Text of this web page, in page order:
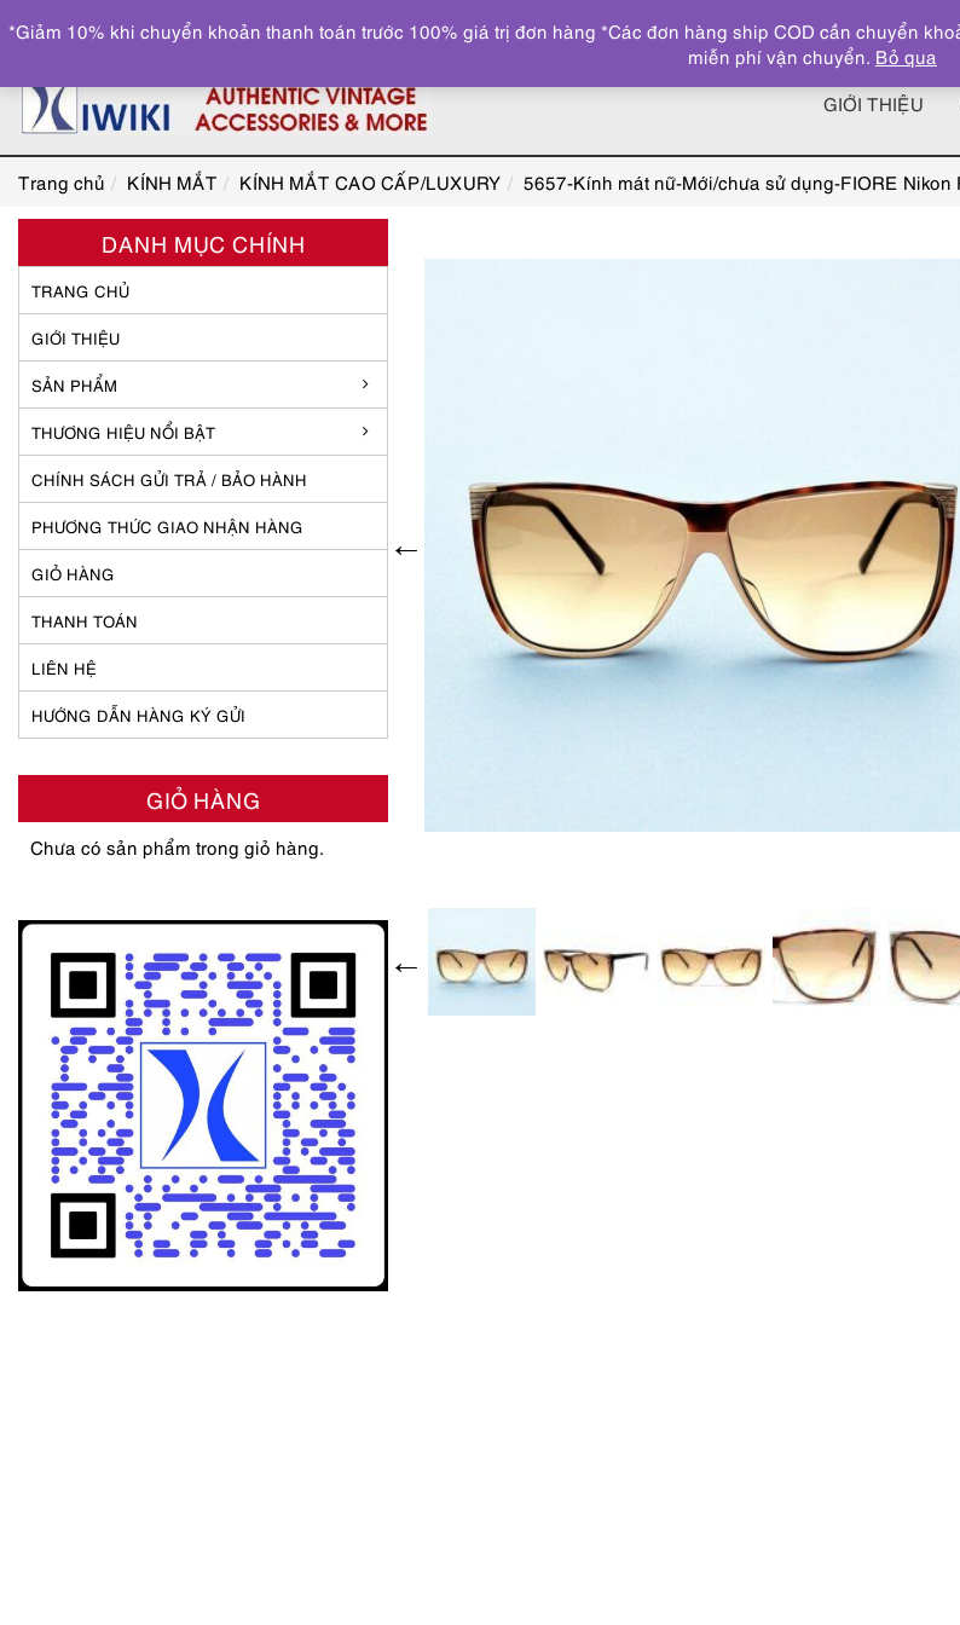
GIỚI THIỆU
Trang chủ KÍNH MẮT KÍNH MẮT CAO CẤP/LUXURY 5657-Kính mát nữ-Mới/chưa sử dụng-FIORE
DANH MỤC CHÍNH
TRANG CHỦ
GIỚI THIỆU
SẢN PHẨM
THƯƠNG HIỆU NỔI BẬT
CHÍNH SÁCH GỬI TRẢ / BẢO HÀNH
PHƯƠNG THỨC GIAO NHẬN HÀNG
GIỎ HÀNG
THANH TOÁN
LIÊN HỆ
HƯỚNG DẪN HÀNG KÝ GỬI
GIỎ HÀNG
Chưa có sản phẩm trong giỏ hàng.
*Giảm 10% khi chuyển khoản thanh toán trước 100% giá trị đơn hàng *Các đơn hàng ship COD cần chuyển
miễn phí vận chuyển. Bỏ qua